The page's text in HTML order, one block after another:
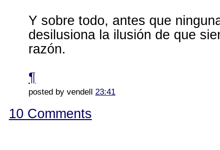
Y sobre todo, antes que
desilusiona la ilusión de que
razón.
¶
posted by vendell 23:41
10 Comments